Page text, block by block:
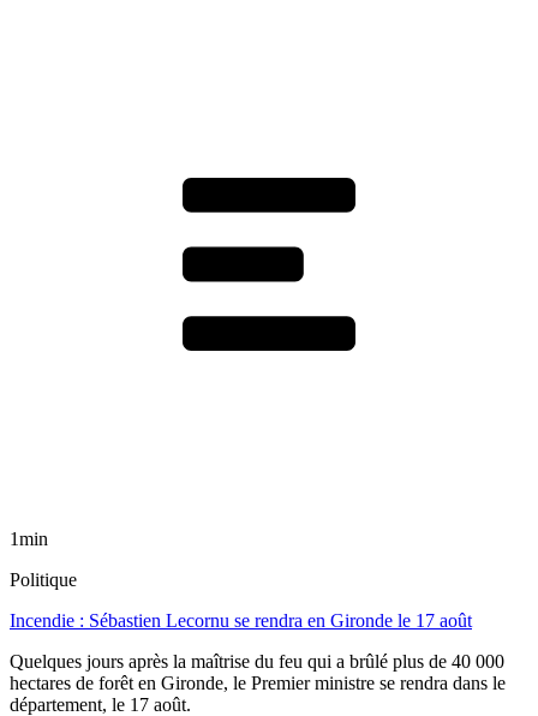
1min
Politique
Incendie : Sébastien Lecornu se rendra en Gironde le 17 août
Quelques jours après la maîtrise du feu qui a brûlé plus de 40 000
hectares de forêt en Gironde, le Premier ministre se rendra dans le
département, le 17 août.